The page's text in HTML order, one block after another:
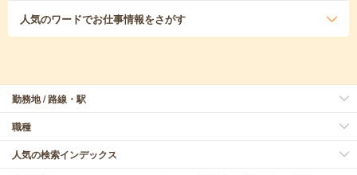
人気のワードでお仕事情報をさがす
勤務地 / 路線・駅
職種
人気の検索インデックス